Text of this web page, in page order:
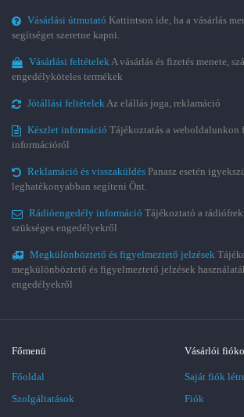
Vásárlási útmutató Kattintson ide, ha a vásárlás
segítséget szeretne kapni.
Vásárlási feltételekA vásárlás és fizetés menete,
engedélyköteles termékek
Jótállási feltételekAz elállás joga, reklamáció
Készlet információ Tájékoztatás a weboldalunkon
információról
Reklamáció és visszaküldés Panasz esetén
leghatékonyabban segíteni Önt.
Rádióengedély információ Tájékoztató a
szükséges engedélyekről
Megkülönböztető és figyelmeztető jelzések
megkülönböztető és figyelmeztető jelzések
engedélyekről
Főmenü
Főoldal
Szolgáltatások
Vásárlói
Saját fiók
Fiók